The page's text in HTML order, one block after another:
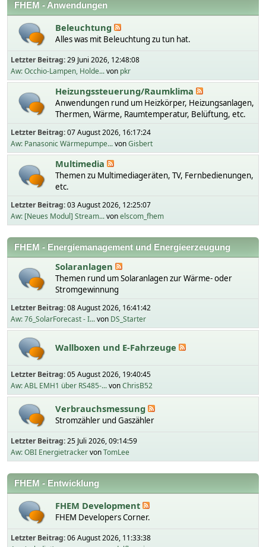
FHEM - Anwendungen
Beleuchtung
Alles was mit Beleuchtung zu tun hat.
Letzter Beitrag:29 Juni 2026, 12:48:08
Aw: Occhio-Lampen, Holde...von pkr
Heizungssteuerung/Raumklima
Anwendungen rund um Heizkörper, Heizungsanlagen,
Thermen, Wärme, Raumtemperatur, Belüftung, etc.
Letzter Beitrag:07 August 2026, 16:17:24
Aw: Panasonic Wärmepumpe...vonGisbert
Multimedia
Themen zu Multimediageräten, TV, Fernbedienungen,
etc.
Letzter Beitrag:03 August 2026, 12:25:07
Aw: [Neues Modul] Stream...vonelscom_fhem
FHEM - Energiemanagement und Energieerzeugung
Solaranlagen
Themen rund um Solaranlagen zur Wärme- oder
Stromgewinnung
Letzter Beitrag:08 August 2026, 16:41:42
Aw: 76_SolarForecast - I...von DS_Starter
Wallboxen und E-Fahrzeuge
Letzter Beitrag:05 August 2026, 19:40:45
Aw: ABL EMH1 über RS485-...vonChrisB52
Verbrauchsmessung
Stromzähler und Gaszähler
Letzter Beitrag:25 Juli 2026, 09:14:59
Aw: OBI EnergietrackervonTomLee
FHEM - Entwicklung
FHEM Development
FHEM Developers Corner.
Letzter Beitrag:06 August 2026, 11:33:38